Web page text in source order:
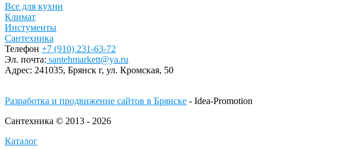
Все для кухни
Климат
Инстументы
Сантехника
Телефон +7 (910) 231-63-72
Эл. почта: santehmarkett@ya.ru
Адрес: 241035, Брянск г, ул. Кромская, 50
Разработка и продвижение сайтов в Брянске - Idea-Promotion
Сантехника © 2013 - 2026
Каталог